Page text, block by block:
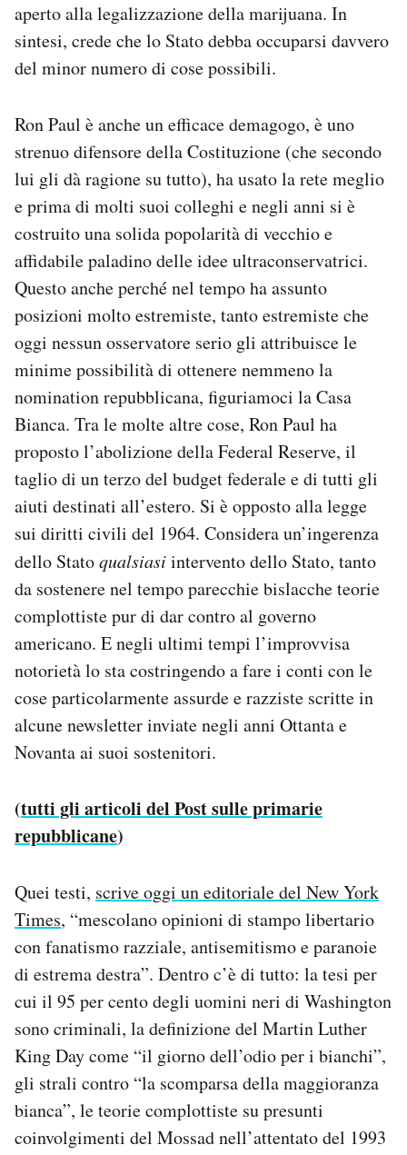
aperto alla legalizzazione della marijuana. In
sintesi, crede che lo Stato debba occuparsi davvero
del minor numero di cose possibili.
Ron Paul è anche un efficace demagogo, è uno
strenuo difensore della Costituzione (che secondo
lui gli dà ragione su tutto), ha usato la rete meglio
e prima di molti suoi colleghi e negli anni si è
costruito una solida popolarità di vecchio e
affidabile paladino delle idee ultraconservatrici.
Questo anche perché nel tempo ha assunto
posizioni molto estremiste, tanto estremiste che
oggi nessun osservatore serio gli attribuisce le
minime possibilità di ottenere nemmeno la
nomination repubblicana, figuriamoci la Casa
Bianca. Tra le molte altre cose, Ron Paul ha
proposto l’abolizione della Federal Reserve, il
taglio di un terzo del budget federale e di tutti gli
aiuti destinati all’estero. Si è opposto alla legge
sui diritti civili del 1964. Considera un’ingerenza
dello Statoqualsiasiintervento dello Stato, tanto
da sostenere nel tempo parecchie bislacche teorie
complottiste pur di dar contro al governo
americano. E negli ultimi tempi l’improvvisa
notorietà lo sta costringendo a fare i conti con le
cose particolarmente assurde e razziste scritte in
alcune newsletter inviate negli anni Ottanta e
Novanta ai suoi sostenitori.
(tutti gli articoli del Post sulle primarie
repubblicane)
Quei testi, scrive oggi un editoriale del New York
Times, “mescolano opinioni di stampo libertario
con fanatismo razziale, antisemitismo e paranoie
di estrema destra”. Dentro c’è di tutto: la tesi per
cui il 95 per cento degli uomini neri di Washington
sono criminali, la definizione del Martin Luther
King Day come “il giorno dell’odio per i bianchi”,
gli strali contro “la scomparsa della maggioranza
bianca”, le teorie complottiste su presunti
coinvolgimenti del Mossad nell’attentato del 1993